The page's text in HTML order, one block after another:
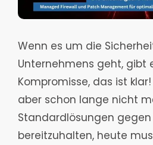
Wenn es um die
Unternehmens geht, gibt
Kompromisse, das ist
aber schon lange nicht
Standardlösungen
bereitzuhalten, heute